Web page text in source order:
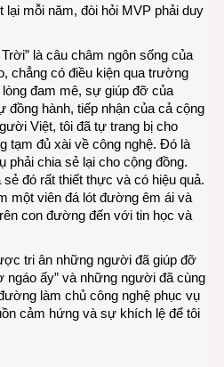
mỗi năm, đòi hỏi MVP phải duy
là câu châm ngôn sống của
chẳng có điều kiện qua trường
đam mê, sự giúp đỡ của
hành, tiếp nhận của cả cộng
Việt, tôi đã tự trang bị cho
tạm đủ xài về công nghệ. Đó là
phải chia sẻ lại cho cộng đồng.
đó rất thiết thực và có hiệu quả.
một viên đá lót đường êm ái và
con đường đến với tin học và
tri ân những người đã giúp đỡ
ngáo ấy” và những người đã cùng
làm chủ công nghệ phục vụ
cảm hứng và sự khích lệ để tôi